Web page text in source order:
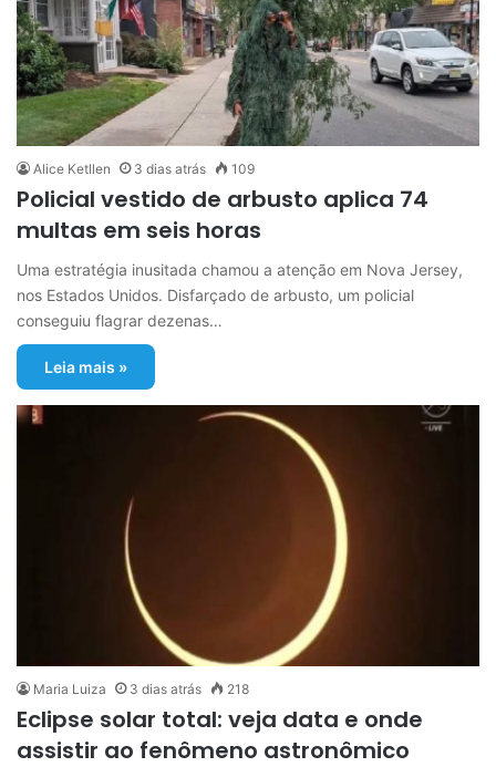
Alice Ketllen 3 dias atrás 109
Policial vestido de arbusto aplica 74
multas em seis horas
Uma estratégia inusitada chamou a atenção em Nova Jersey,
nos Estados Unidos. Disfarçado de arbusto, um policial
conseguiu flagrar dezenas…
Leia mais »
Maria Luiza 3 dias atrás 218
Eclipse solar total: veja data e onde
assistir ao fenômeno astronômico